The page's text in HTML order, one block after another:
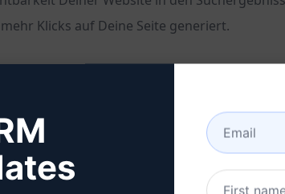
Klicks auf Deine Seite generiert.
Meta-Beschreibung
Website in Suchmaschinen
Besucher auf Deine Seite